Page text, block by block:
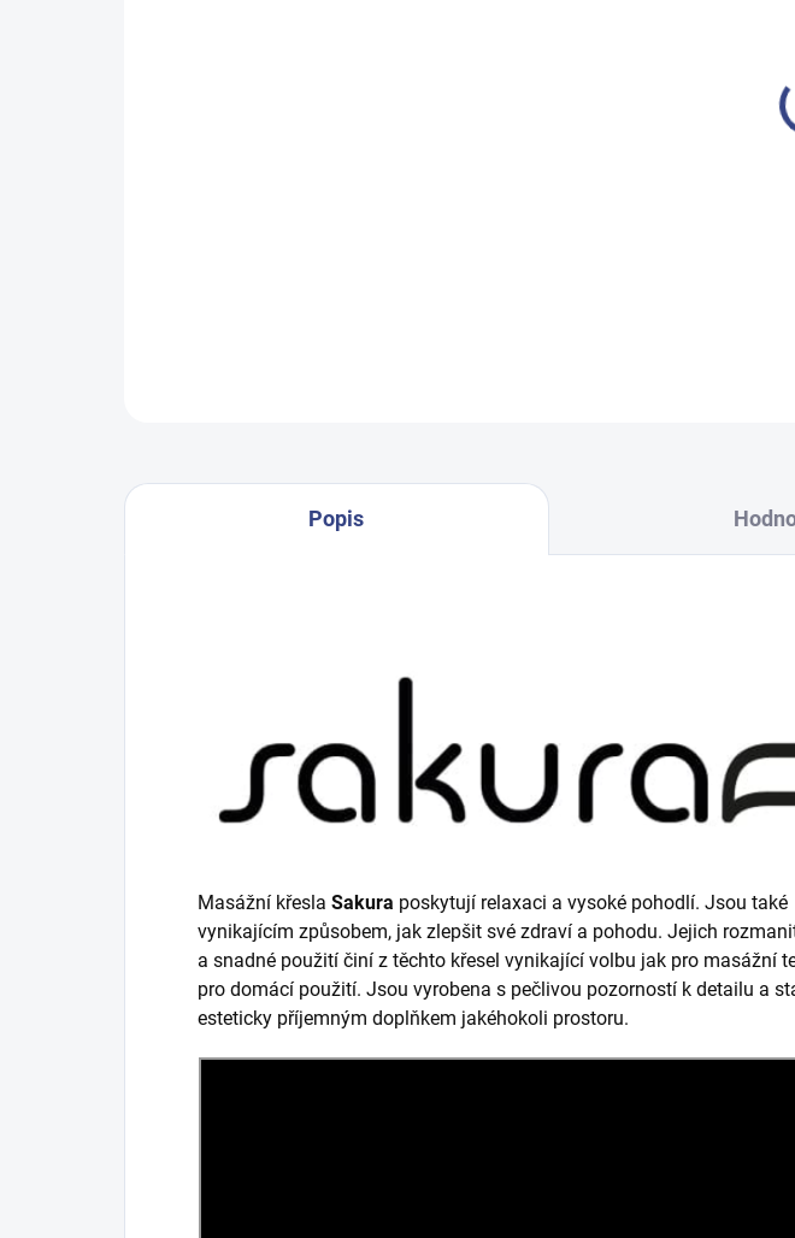
Popis
Masážní křesla Sakura poskytují relaxaci a vysoké pohodlí. Jsou také
vynikajícím způsobem, jak zlepšit své zdraví a pohodu. Jejich
a snadné použití činí z těchto křesel vynikající volbu jak pro masážní
pro domácí použití. Jsou vyrobena s pečlivou pozorností k detailu a
esteticky příjemným doplňkem jakéhokoli prostoru.